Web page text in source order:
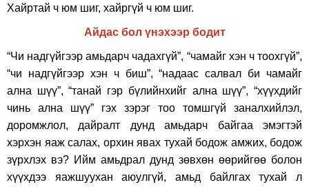
Хайртай ч юм шиг, хайргүй ч юм шиг.
Айдас бол үнэхээр бодит
“Чи надгүйгээр амьдарч чадахгүй”, “чамайг хэн ч тоохгүй”,
“чи надгүйгээр хэн ч биш”, “надаас салвал би чамайг
ална шүү”, “танай гэр бүлийнхийг ална шүү”, “хүүхдийг
чинь ална шүү” гэх зэрэг тоо томшгүй заналхийлэл,
доромжлол, дайралт дунд амьдарч байгаа эмэгтэй
хэрхэн яаж салах, орхин явах тухай бодож амжих, бодож
зүрхлэх вэ? Ийм амьдрал дунд зөвхөн өөрийгөө болон
хүүхдээ яажшуухан аюулгүй, амьд байлгах тухай л